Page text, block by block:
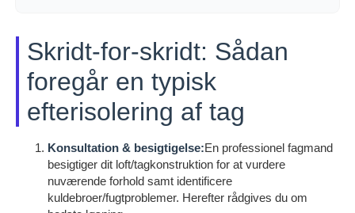
Skridt-for-skridt: Sådan
foregår en typisk
efterisolering af tag
Konsultation & besigtigelse:En professionel fagmand
besigtiger dit loft/tagkonstruktion for at vurdere
nuværende forhold samt identificere
kuldebroer/fugtproblemer. Herefter rådgives du om